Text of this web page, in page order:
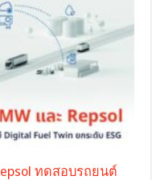
ทดสอบรถยนต์